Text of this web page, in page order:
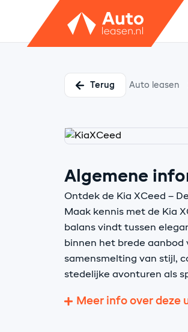
Terug Auto leasen
Algemene
Ontdek de Kia XCeed –
Maak kennis met de Kia
balans vindt tussen
binnen het brede aanbod
samensmelting van stijl,
stedelijke avonturen als
Meer info over deze